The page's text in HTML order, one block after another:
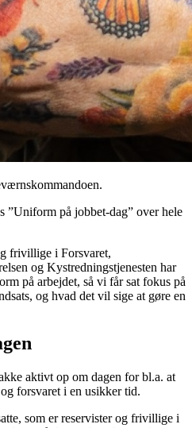
”Uniform på jobbet-dag” over hele
frivillige i Forsvaret,
og Kystredningstjenesten har
på arbejdet, så vi får sat fokus på
og hvad det vil sige at gøre en
aktivt op om dagen for bl.a. at
forsvaret i en usikker tid.
som er reservister og frivillige i